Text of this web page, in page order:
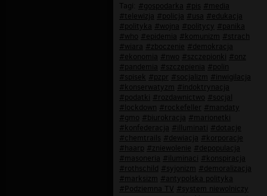
Tagi: #gospodarka #pis #media
#telewizja #policja #usa #edukacja
#polityka #wojna #politycy #panika
#who #epidemia #komunizm #strach
#wiara #zboczenie #demokracja
#ekonomia #nwo #szczepionki #onz
#pandemia #szczepienia #polin
#spisek #pzpr #socjalizm #inwigilacja
#konserwatyzm #indoktrynacja
#podatki #rozdawnictwo #socjal
#lockdown #rockefeller #mandaty
#gmo #biurokracja #marionetki
#konfederacja #illuminati #dotacje
#chemtrails #dewiacja #korporacje
#haarp #zniewolenie #depopulacja
#masoneria #iluminaci #konspiracja
#rothschild #syjonizm #demoralizacja
#marksizm #antypolska polityka
#Podziemna TV #system niewolniczy